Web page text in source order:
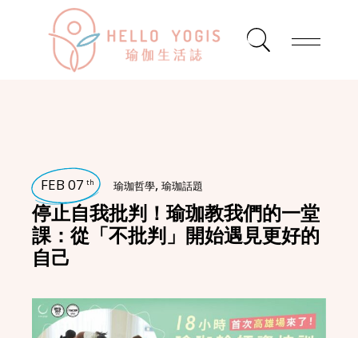
FEB 07 th 瑜珈哲學,瑜珈話題
停止自我批判！瑜珈教我們的一堂
課：從「不批判」開始遇見更好的
自己